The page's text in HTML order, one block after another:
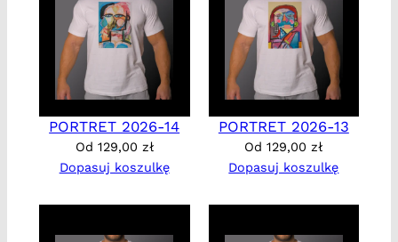
PORTRET 2026-14
Od 129,00 zł
Dopasuj koszulkę
PORTRET 2026-13
Od129,00zł
Dopasuj koszulkę